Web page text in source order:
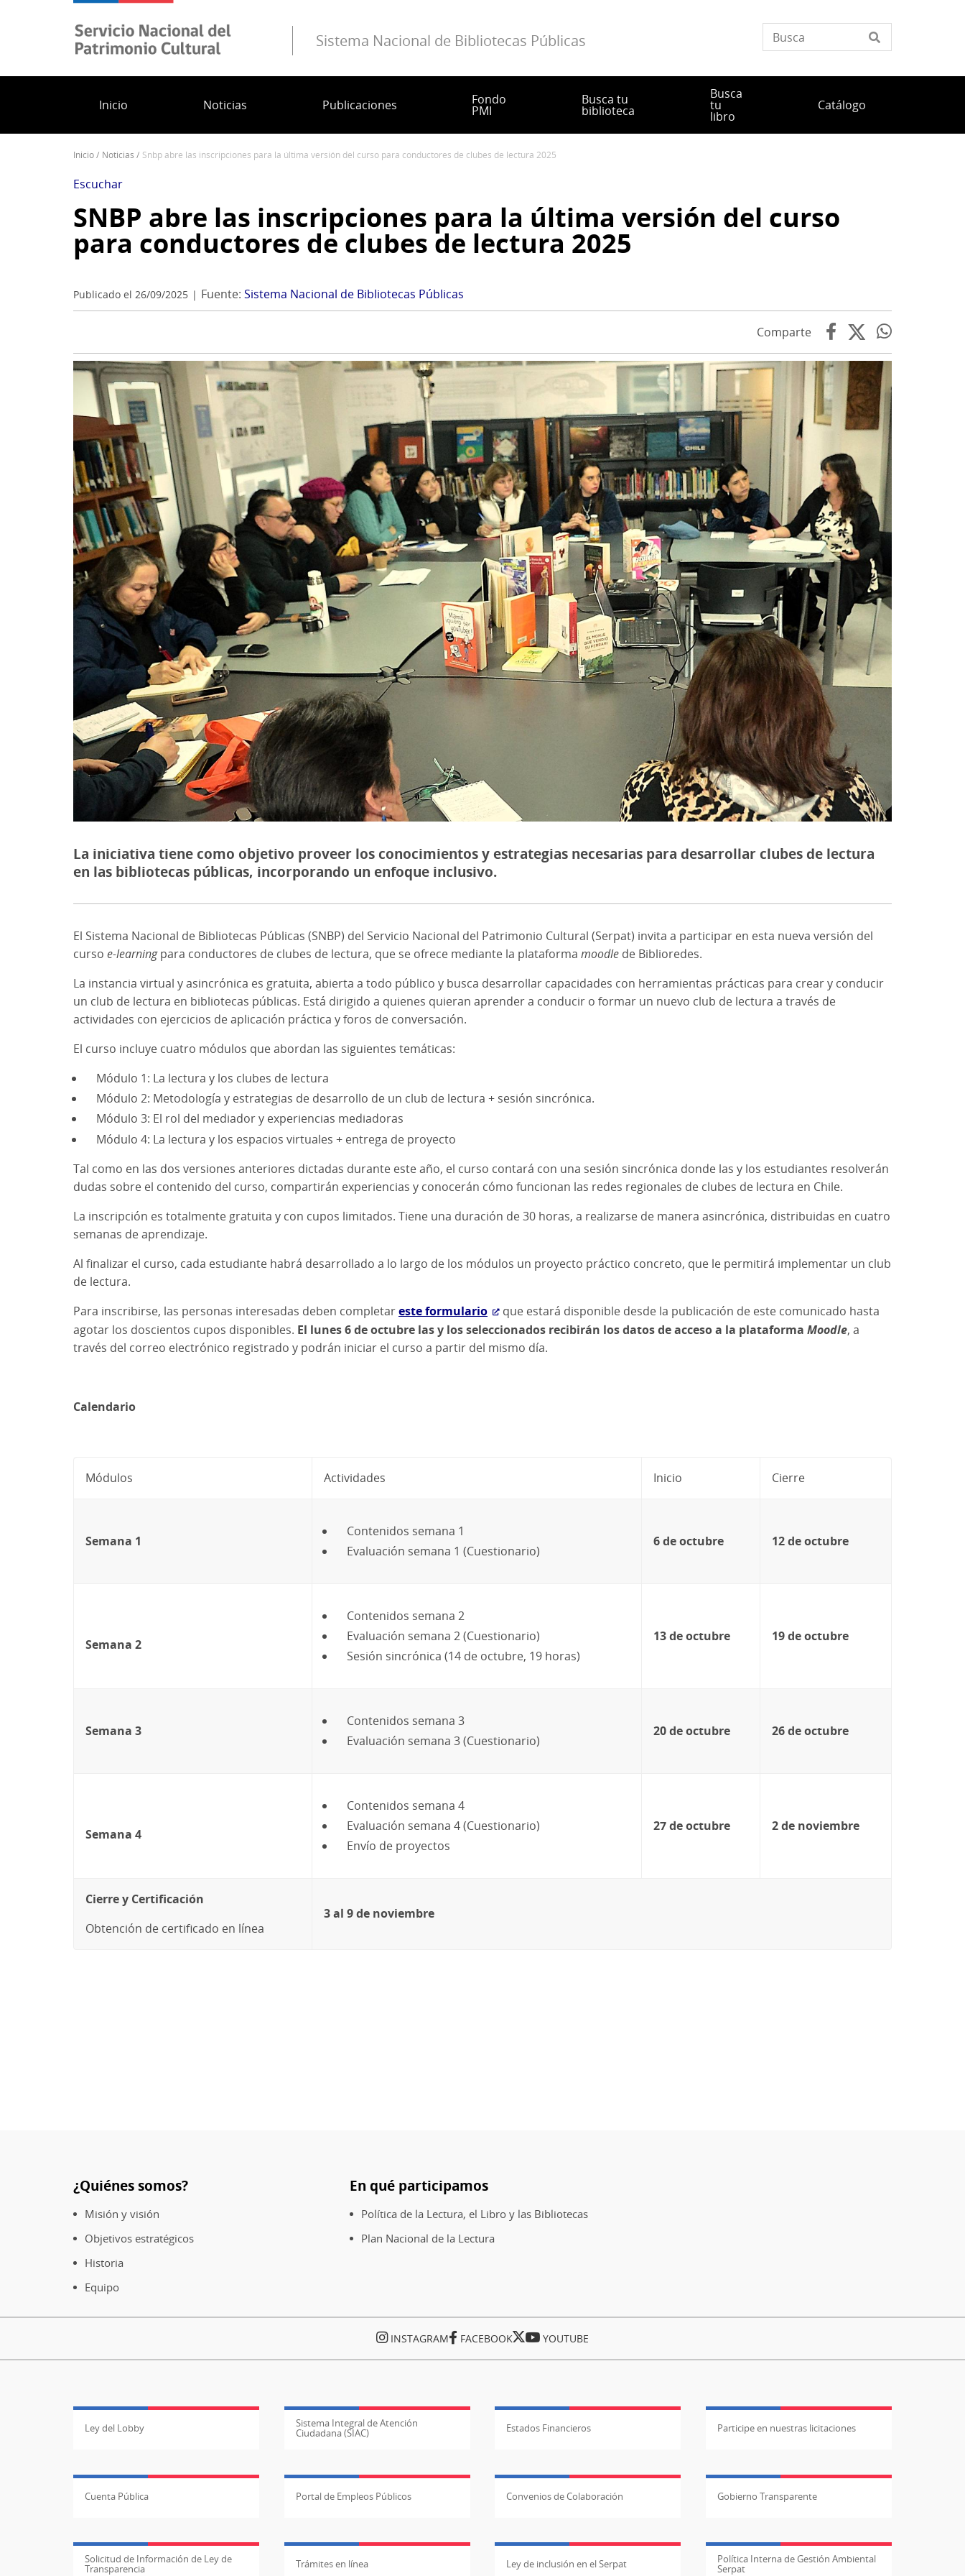
Sistema Nacional de Bibliotecas Públicas
Inicio Noticias Publicaciones Fondo
PMI
Busca tu
biblioteca
Busca
tu
libro
Catálogo
Sobrescribir
enlaces
de
ayuda
a
la
inicio noticias snbp abre las inscripciones para la última versión del curso para conductores de clubes de lectura 2025
Escuchar
SNBP abre las inscripciones para la última versión del curso
para conductores de clubes de lectura 2025
Publicado el 26/09/2025 Fuente: Sistema Nacional de Bibliotecas Públicas
Comparte
La iniciativa tiene como objetivo proveer los conocimientos y estrategias necesarias para desarrollar clubes de lectura
en las bibliotecas públicas, incorporando un enfoque inclusivo.
El Sistema Nacional de Bibliotecas Públicas (SNBP) del Servicio Nacional del Patrimonio Cultural (Serpat) invita a participar en esta nueva versión del
curso e-learningpara conductores de clubes de lectura, que se ofrece mediante la plataforma moodle de Biblioredes.
La instancia virtual y asincrónica es gratuita, abierta a todo público y busca desarrollar capacidades con herramientas prácticas para crear y conducir
un club de lectura en bibliotecas públicas. Está dirigido a quienes quieran aprender a conducir o formar un nuevo club de lectura a través de
actividades con ejercicios de aplicación práctica y foros de conversación.
El curso incluye cuatro módulos que abordan las siguientes temáticas:
Módulo 1: La lectura y los clubes de lectura
Módulo 2: Metodología y estrategias de desarrollo de un club de lectura + sesión sincrónica.
Módulo 3: El rol del mediador y experiencias mediadoras
Módulo 4: La lectura y los espacios virtuales + entrega de proyecto
Tal como en las dos versiones anteriores dictadas durante este año, el curso contará con una sesión sincrónica donde las y los estudiantes resolverán
dudas sobre el contenido del curso, compartirán experiencias y conocerán cómo funcionan las redes regionales de clubes de lectura en Chile.
La inscripción es totalmente gratuita y con cupos limitados. Tiene una duración de 30 horas, a realizarse de manera asincrónica, distribuidas en cuatro
semanas de aprendizaje.
Al finalizar el curso, cada estudiante habrá desarrollado a lo largo de los módulos un proyecto práctico concreto, que le permitirá implementar un club
de lectura.
Para inscribirse, las personas interesadas deben completareste formulario que estará disponible desde la publicación de este comunicado hasta
agotar los doscientos cupos disponibles. El lunes 6 de octubre las y los seleccionados recibirán los datos de acceso a la plataforma Moodle, a
través del correo electrónico registrado y podrán iniciar el curso a partir del mismo día.
Calendario
Módulos Actividades Inicio Cierre
Semana 1
Contenidos semana 1
Evaluación semana 1 (Cuestionario)
6 de octubre 12 de octubre
Semana 2
Contenidos semana 2
Evaluación semana 2 (Cuestionario)
Sesión sincrónica (14 de octubre, 19 horas)
13 de octubre 19 de octubre
Semana 3
Contenidos semana 3
Evaluación semana 3 (Cuestionario)
20 de octubre 26 de octubre
Semana 4
Contenidos semana 4
Evaluación semana 4 (Cuestionario)
Envío de proyectos
27 de octubre 2 de noviembre
Cierre y Certificación
Obtención de certificado en línea
3 al 9 de noviembre
¿Quiénes somos?
Misión y visión
Objetivos estratégicos
Historia
Equipo
En qué participamos
Política de la Lectura, el Libro y las Bibliotecas
Plan Nacional de la Lectura
INSTAGRAM FACEBOOK YOUTUBE
Ley del Lobby Sistema Integral de Atención
Ciudadana (SIAC) Estados Financieros Participe en nuestras licitaciones
Cuenta Pública Portal de Empleos Públicos Convenios de Colaboración Gobierno Transparente
Solicitud de Información de Ley de
Transparencia Trámites en línea Ley de inclusión en el Serpat Política Interna de Gestión Ambiental
Serpat